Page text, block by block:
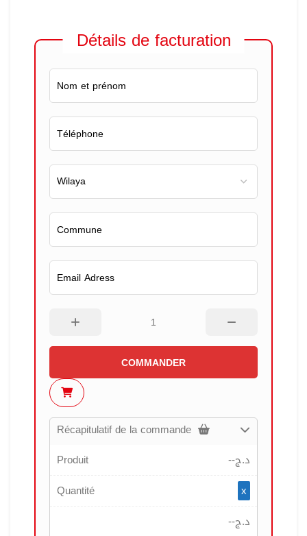
Détails de facturation
COMMANDER
Récapitulatif de la commande
Produit
--د.ج
Quantité
x
--د.ج